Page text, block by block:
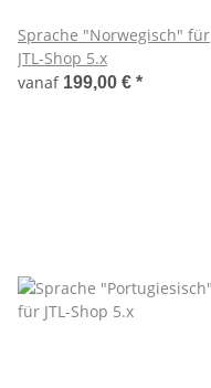
Sprache "Norwegisch" für
JTL-Shop 5.x
vanaf 199,00 € *